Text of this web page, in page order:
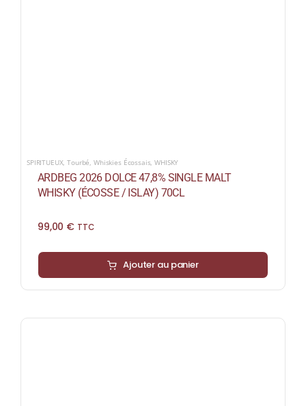
SPIRITUEUX,Tourbé, Whiskies Écossais,WHISKY
ARDBEG 2026 DOLCE 47,8% SINGLE MALT
WHISKY (ÉCOSSE / ISLAY) 70CL
99,00 € TTC
Ajouter au panier